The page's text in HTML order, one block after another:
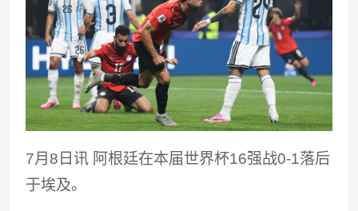
7月8日讯 阿根廷在本届世界杯16强战0-1落后
于埃及。